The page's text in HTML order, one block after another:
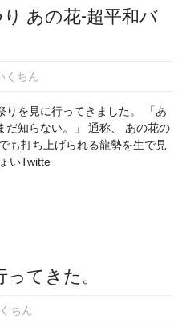
り あの花-超平和バ
くちん
りを見に行ってきました。 「あ
だ知らない。」 通称、 あの花の
も打ち上げられる龍勢を生で見
いTwitte
ってきた。
ちん